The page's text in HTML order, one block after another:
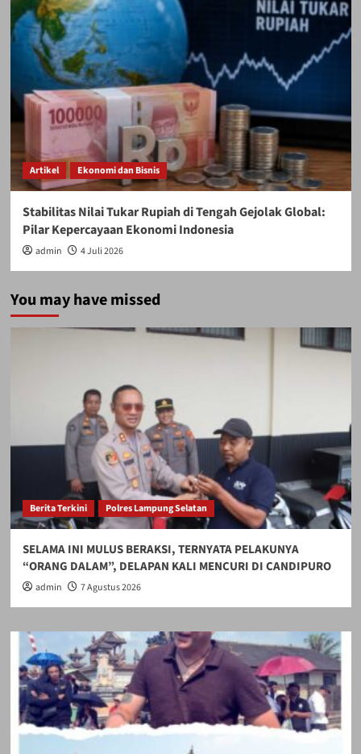
Artikel Ekonomi dan Bisnis
Stabilitas Nilai Tukar Rupiah di Tengah Gejolak Global:
Pilar Kepercayaan Ekonomi Indonesia
admin 4 Juli 2026
You may have missed
Berita Terkini Polres Lampung Selatan
SELAMA INI MULUS BERAKSI, TERNYATA PELAKUNYA
“ORANG DALAM”, DELAPAN KALI MENCURI DI CANDIPURO
admin 7 Agustus 2026